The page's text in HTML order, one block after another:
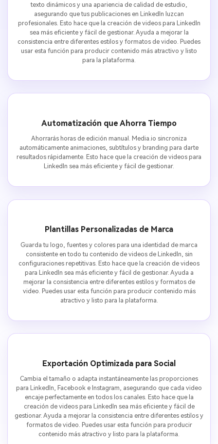
texto dinámicos y una apariencia de calidad de estudio,
asegurando que tus publicaciones en LinkedIn luzcan
profesionales. Esto hace que la creación de videos para LinkedIn
sea más eficiente y fácil de gestionar. Ayuda a mejorar la
consistencia entre diferentes estilos y formatos de video. Puedes
usar esta función para producir contenido más atractivo y listo
para la plataforma.
Automatización que Ahorra Tiempo
Ahorrarás horas de edición manual. Media.io sincroniza
automáticamente animaciones, subtítulos y branding para darte
resultados rápidamente. Esto hace que la creación de videos para
LinkedIn sea más eficiente y fácil de gestionar.
Plantillas Personalizadas de Marca
Guarda tu logo, fuentes y colores para una identidad de marca
consistente en todo tu contenido de videos de LinkedIn, sin
configuraciones repetitivas. Esto hace que la creación de videos
para LinkedIn sea más eficiente y fácil de gestionar. Ayuda a
mejorar la consistencia entre diferentes estilos y formatos de
video. Puedes usar esta función para producir contenido más
atractivo y listo para la plataforma.
Exportación Optimizada para Social
Cambia el tamaño o adapta instantáneamente las proporciones
para LinkedIn, Facebook e Instagram, asegurando que cada video
encaje perfectamente en todos los canales. Esto hace que la
creación de videos para LinkedIn sea más eficiente y fácil de
gestionar. Ayuda a mejorar la consistencia entre diferentes estilos y
formatos de video. Puedes usar esta función para producir
contenido más atractivo y listo para la plataforma.